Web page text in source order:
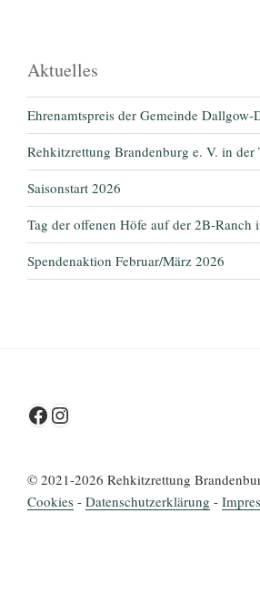
Aktuelles
Ehrenamtspreis der Gemeinde Dallgow-
Rehkitzrettung Brandenburg e. V. in
Saisonstart 2026
Tag der offenen Höfe auf der 2B-Ranch
Spendenaktion Februar/März 2026
Facebook
Instagram
© 2021-2026 Rehkitzrettung
Cookies - Datenschutz­erklärung -